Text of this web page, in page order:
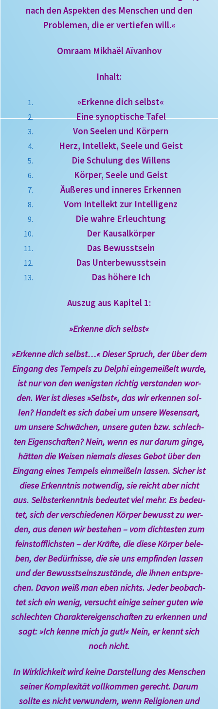
nach den Aspekten des Menschen und den
Problemen, die er vertiefen will.«
Omraam Mikhaël Aïvanhov
Inhalt:
»Erkenne dich selbst«
Eine synoptische Tafel
Von Seelen und Körpern
Herz, Intellekt, Seele und Geist
Die Schulung des Willens
Körper, Seele und Geist
Äußeres und inneres Erkennen
Vom Intellekt zur Intelligenz
Die wahre Erleuchtung
Der Kausalkörper
Das Bewusstsein
Das Unterbewusstsein
Das höhere Ich
Auszug aus Kapitel 1:
»Erkenne dich selbst«
»Erkenne dich selbst…« Die­ser Spruch, der über dem
Ein­gang des Tem­pels zu Del­phi ein­gemei­ßelt wurde,
ist nur von den wenigs­ten rich­tig ver­stan­den wor­
den. Wer ist die­ses »Selbst«, das wir er­ken­nen sol­
len? Han­delt es sich da­bei um unse­re We­sens­art,
um unse­re Schwä­chen, unse­re gu­ten bzw. schlech­
ten Eigen­schaf­ten? Nein, wenn es nur da­rum gin­ge,
hät­ten die Wei­sen nie­mals die­ses Ge­bot über den
Ein­gang ei­nes Tem­pels ein­mei­ßeln las­sen. Sicher ist
die­se Er­kennt­nis not­wen­dig, sie reicht aber nicht
aus. Selbst­er­kennt­nis be­deu­tet viel mehr. Es be­deu­
tet, sich der ver­schie­denen Kör­per be­wusst zu wer­
den, aus denen wir be­ste­hen – vom dich­testen zum
feinst­off­lichs­ten – der Kräf­te, die die­se Kör­per be­le­
ben, der Be­dürf­nis­se, die sie uns emp­finden las­sen
und der Be­wusst­seins­zustän­de, die ih­nen ent­spre­
chen. Da­von weiß man eben nichts. Je­der be­obach­
tet sich ein we­nig, ver­sucht eini­ge sei­ner gu­ten wie
schlech­ten Cha­rakter­eigen­schaf­ten zu er­ken­nen und
sagt: »Ich ken­ne mich ja gut!« Nein, er kennt sich
noch nicht.
In Wirk­lich­keit wird kei­ne Dar­stel­lung des Men­schen
sei­ner Kom­plexi­tät voll­kom­men ge­recht. Da­rum
soll­te es nicht ver­wun­dern, wenn Reli­gionen und